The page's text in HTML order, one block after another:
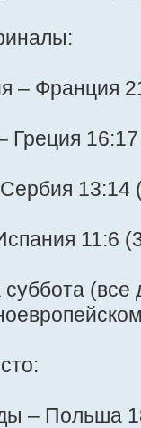
– Франция
Греция
13:14
11:6
суббота
– Польша